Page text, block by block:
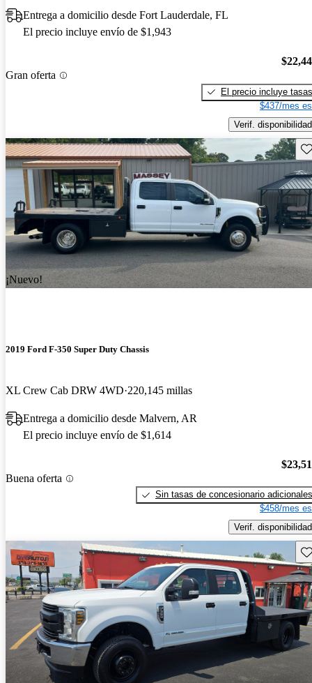
Entrega a domicilio desde Fort Lauderdale, FL
El precio incluye envío de $1,943
Gran oferta
El precio incluye tasas
$437/mes
Verif. disponibilidad
¡Nuevo!
2019 Ford F-350 Super Duty Chassis
XL Crew Cab DRW 4WD 220,145 millas
Entrega a domicilio desde Malvern, AR
El precio incluye envío de $1,614
Buena oferta
Sin tasas de concesionario adicionales
$458/mes
Verif. disponibilidad